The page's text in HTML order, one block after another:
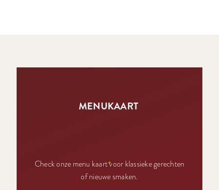
MENUKAART
Check onze menu kaart voor klassieke gerechten
of nieuwe smaken.